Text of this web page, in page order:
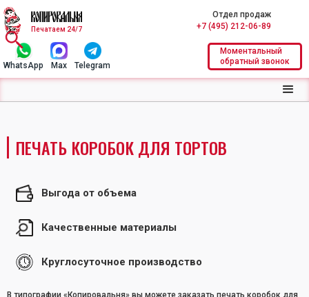
Печатаем 24/7
Отдел продаж
+7 (495) 212-06-89
WhatsApp Max Telegram
Моментальный
обратный звонок
ПЕЧАТЬ КОРОБОК ДЛЯ ТОРТОВ
Выгода от объема
Качественные материалы
Круглосуточное производство
В типографии «Копировальня» вы можете заказать печать коробок для